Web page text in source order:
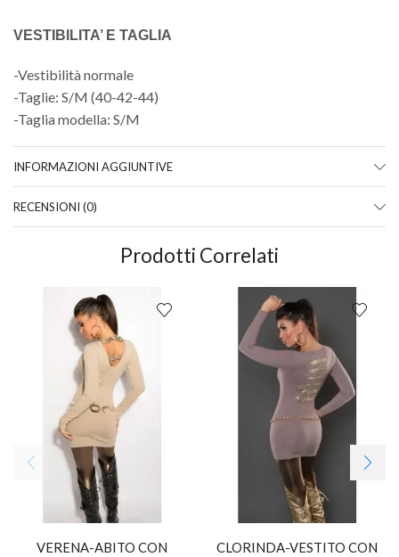
VESTIBILITA’ E TAGLIA
-Vestibilità normale
-Taglie: S/M (40-42-44)
-Taglia modella: S/M
INFORMAZIONI AGGIUNTIVE
RECENSIONI (0)
Prodotti Correlati
VERENA-ABITO CON
CLORINDA-VESTITO CON